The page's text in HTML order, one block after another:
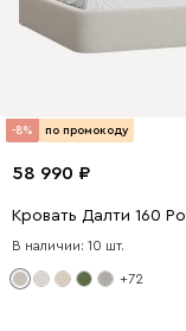
-8% по промокоду
58 990
Кровать Далти 160
В наличии: 10 шт.
+72